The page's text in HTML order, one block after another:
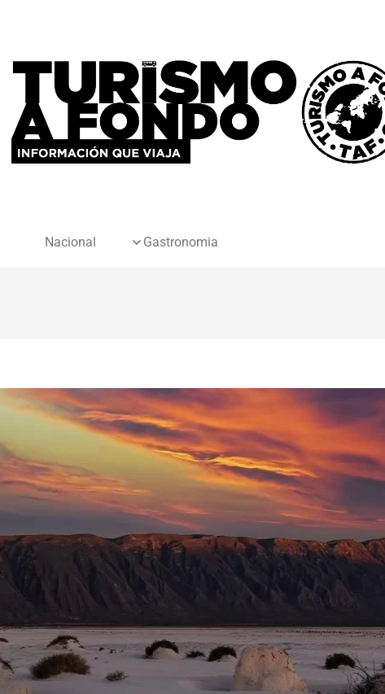
Nacional Gastronomia